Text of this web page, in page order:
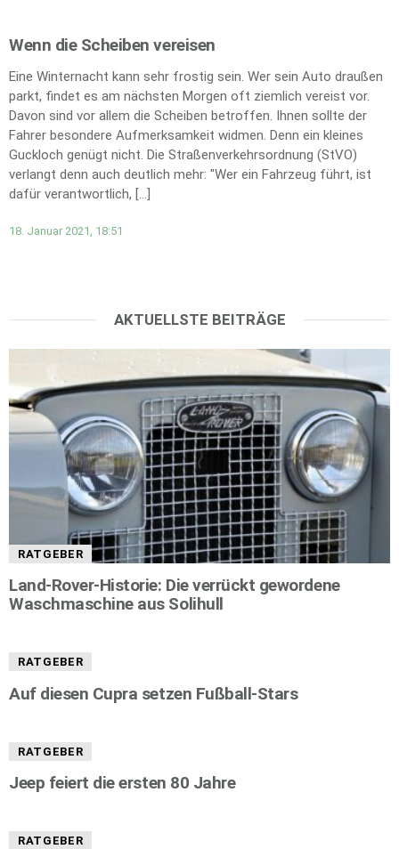
Wenn die Scheiben vereisen
Eine Winternacht kann sehr frostig sein. Wer sein Auto draußen
parkt, findet es am nächsten Morgen oft ziemlich vereist vor.
Davon sind vor allem die Scheiben betroffen. Ihnen sollte der
Fahrer besondere Aufmerksamkeit widmen. Denn ein kleines
Guckloch genügt nicht. Die Straßenverkehrsordnung (StVO)
verlangt denn auch deutlich mehr: "Wer ein Fahrzeug führt, ist
dafür verantwortlich, […]
18. Januar 2021, 18:51
AKTUELLSTE BEITRÄGE
RATGEBER
Land-Rover-Historie: Die verrückt gewordene
Waschmaschine aus Solihull
RATGEBER
Auf diesen Cupra setzen Fußball-Stars
RATGEBER
Jeep feiert die ersten 80 Jahre
RATGEBER